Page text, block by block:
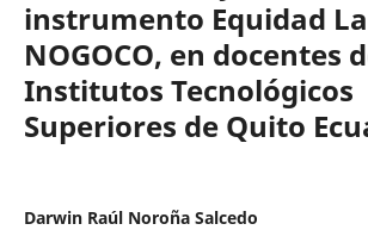
instrumento Equidad
NOGOCO, en docentes
Institutos Tecnológicos
Superiores de Quito
Darwin Raúl Noroña Salcedo